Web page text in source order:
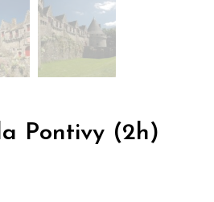
Pontivy (2h)